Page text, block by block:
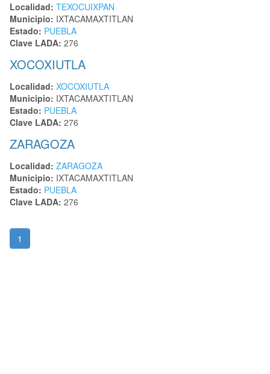
Localidad: TEXOCUIXPAN
Municipio: IXTACAMAXTITLAN
Estado: PUEBLA
Clave LADA: 276
XOCOXIUTLA
Localidad: XOCOXIUTLA
Municipio: IXTACAMAXTITLAN
Estado: PUEBLA
Clave LADA: 276
ZARAGOZA
Localidad: ZARAGOZA
Municipio: IXTACAMAXTITLAN
Estado: PUEBLA
Clave LADA: 276
1